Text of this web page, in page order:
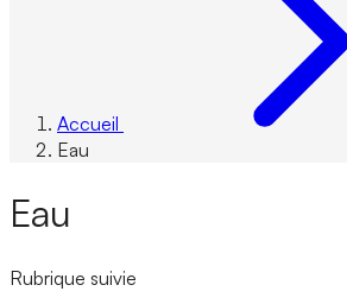
Accueil
Eau
Eau
Rubrique suivie